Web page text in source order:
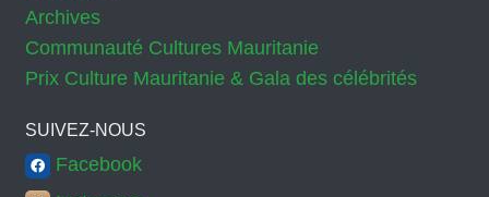
Archives
Communauté Cultures Mauritanie
Prix Culture Mauritanie & Gala des célébrités
SUIVEZ-NOUS
Facebook